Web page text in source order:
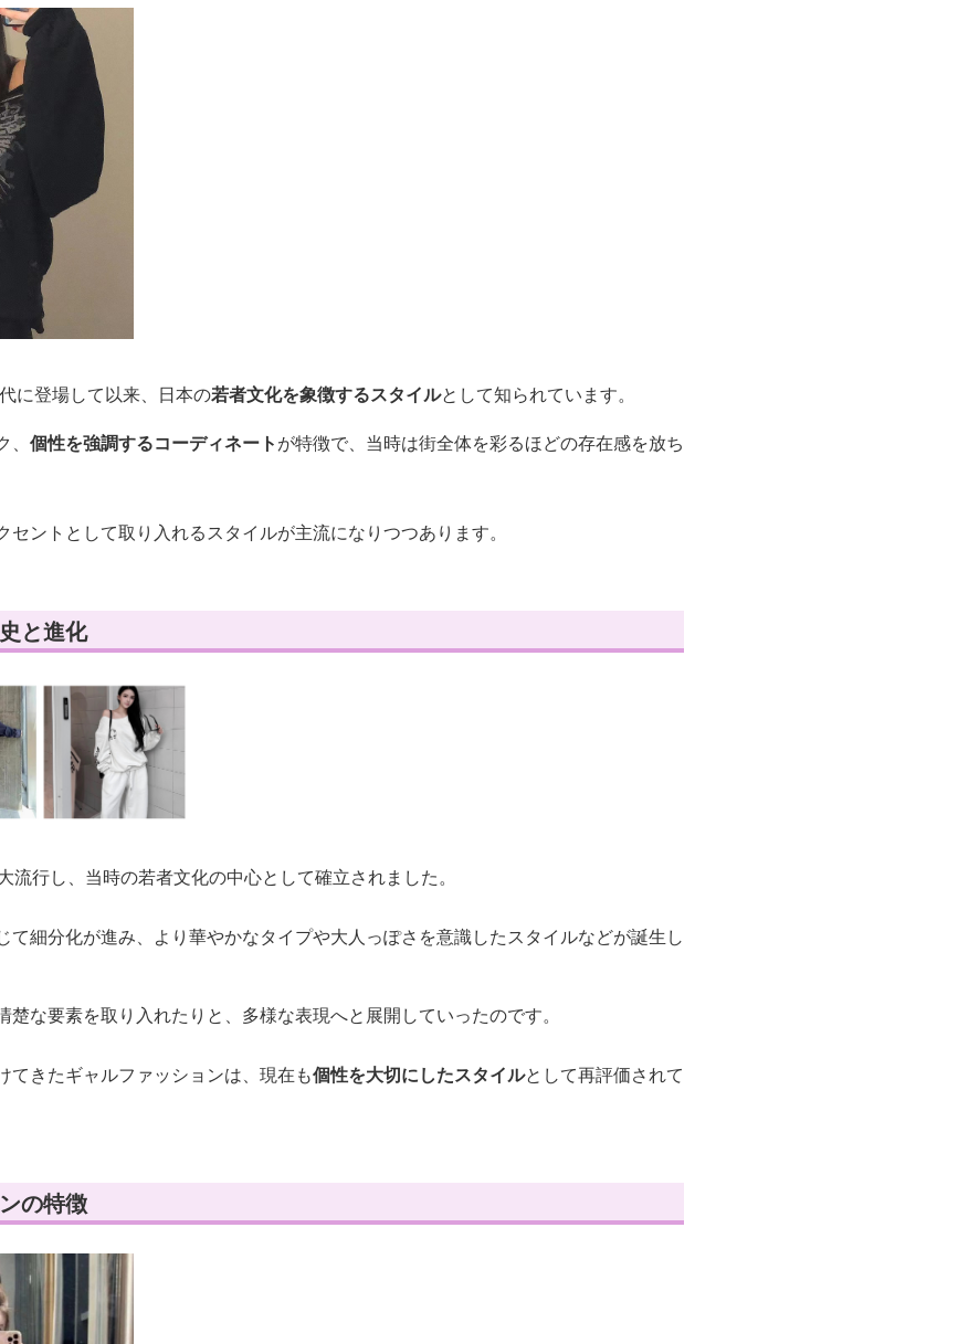
に登場して以来、日本の若者文化を象徴するスタイルとして知られています。
個性を強調するコーディネートが特徴で、当時は街全体を彩るほどの存在感を放ち
ントとして取り入れるスタイルが主流になりつつあります。
と進化
流行し、当時の若者文化の中心として確立されました。
て細分化が進み、より華やかなタイプや大人っぽさを意識したスタイルなどが誕生し
な要素を取り入れたりと、多様な表現へと展開していったのです。
てきたギャルファッションは、現在も個性を大切にしたスタイルとして再評価されて
の特徴